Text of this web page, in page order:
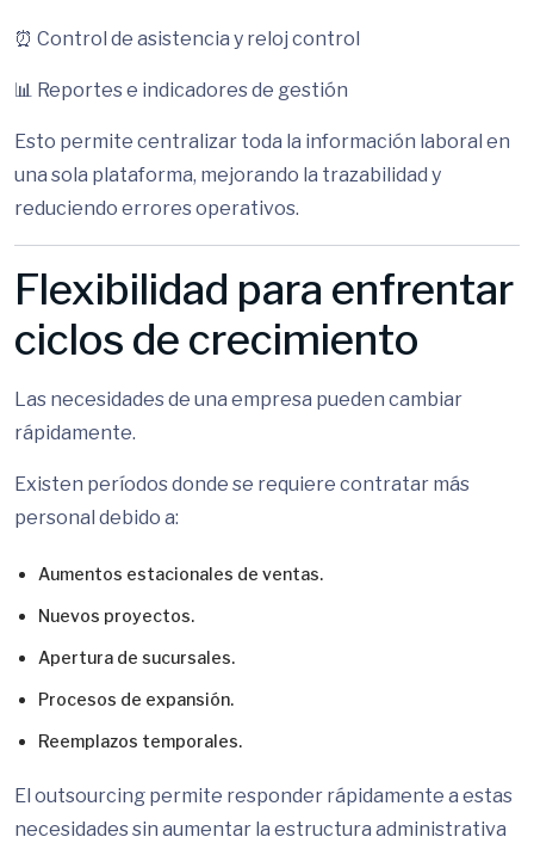
⏰ Control de asistencia y reloj control
📊 Reportes e indicadores de gestión
Esto permite centralizar toda la información laboral en
una sola plataforma, mejorando la trazabilidad y
reduciendo errores operativos.
Flexibilidad para enfrentar
ciclos de crecimiento
Las necesidades de una empresa pueden cambiar
rápidamente.
Existen períodos donde se requiere contratar más
personal debido a:
Aumentos estacionales de ventas.
Nuevos proyectos.
Apertura de sucursales.
Procesos de expansión.
Reemplazos temporales.
El outsourcing permite responder rápidamente a estas
necesidades sin aumentar la estructura administrativa